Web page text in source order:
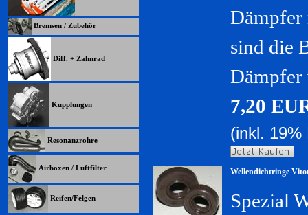
Bremsen / Zubehör
Diff. + Zahnrad
Kupplungen
Resonanzrohre
Airboxen / Luftfilter
Reifen/Felgen
Dämpfer
sind die
Dämpfer
7,20
(inkl.
Wellendichtringe
Spezial